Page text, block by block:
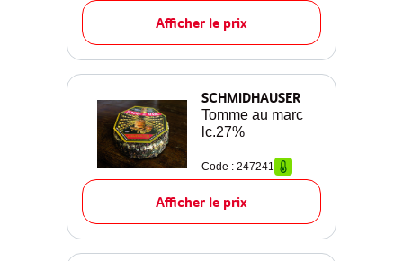
Afficher le prix
SCHMIDHAUSER
Tomme au marc
lc.27%
Code : 247241
Afficher le prix